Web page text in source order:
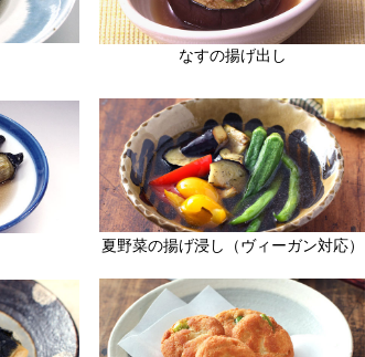
なすの揚げ出し
夏野菜の揚げ浸し（ヴィーガン対応）